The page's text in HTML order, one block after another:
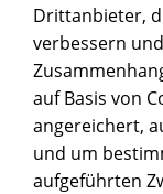
Drittanbieter,
verbessern
auf Basis von
angereichert,
und um
aufgeführten